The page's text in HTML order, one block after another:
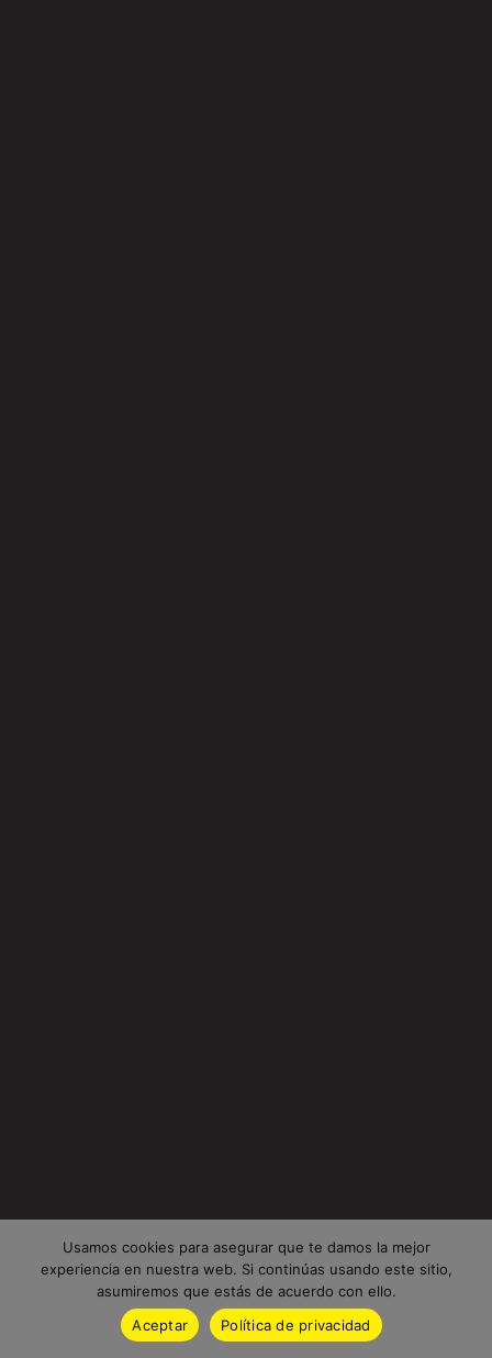
Usamos cookies para asegurar que te damos la mejor
experiencia en nuestra web. Si continúas usando este sitio,
asumiremos que estás de acuerdo con ello.
Aceptar
Política de privacidad